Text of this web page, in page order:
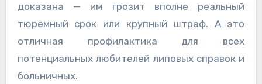
доказана — им грозит вполне реальный
тюремный срок или крупный штраф. А это
отличная профилактика для всех
потенциальных любителей липовых справок и
больничных.